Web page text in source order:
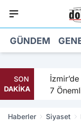
GÜNDEM
SON
DAKİKA
7
Haberler Siyaset